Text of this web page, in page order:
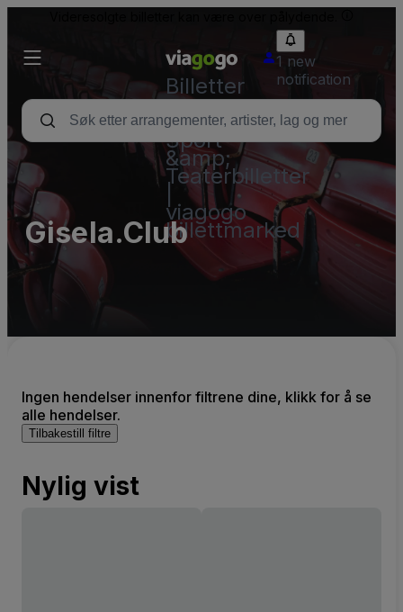
Billetter
–
Konsert,
Sport
&amp;
Teaterbilletter
viagogo
billettmarked
1 new
notification
Gisela.Club
Ingen hendelser innenfor filtrene dine, klikk for å se
alle hendelser.
Tilbakestill filtre
Nylig vist